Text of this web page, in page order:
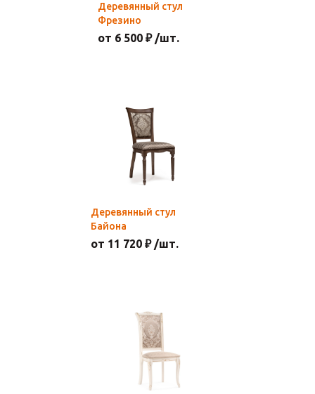
Деревянный стул
Фрезино
от 6 500 ₽ /шт.
Деревянный стул
Байона
от 11 720 ₽ /шт.